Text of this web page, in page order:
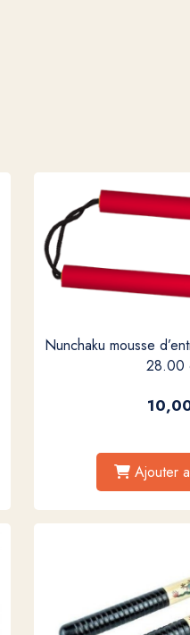
Nunchaku mousse
28.00
Ajouter